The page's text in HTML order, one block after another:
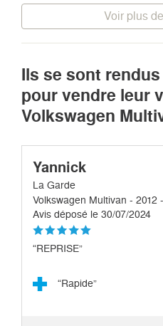
Voir plus
Ils se sont
pour vendre leur
Volkswagen
Yannick
La Garde
Volkswagen Multivan - 2012
Avis déposé le 30/07/2024
“REPRISE”
“Rapide”